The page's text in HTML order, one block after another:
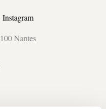
Instagram
Nantes